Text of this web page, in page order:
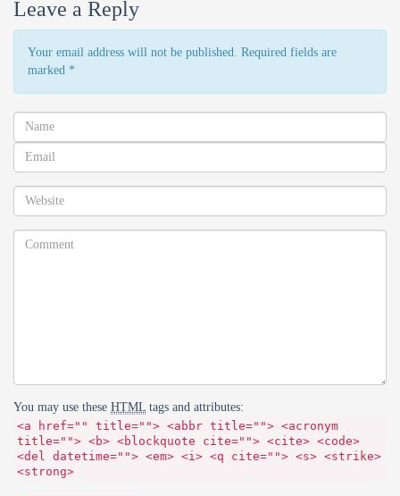
Leave a Reply
Your email address will not be published. Required fields are
marked *
You may use these HTML tags and attributes:
<a href="" title=""> <abbr title=""> <acronym
title=""> <b> <blockquote cite=""> <cite> <code>
<del datetime=""> <em> <i> <q cite=""> <s> <strike>
<strong>